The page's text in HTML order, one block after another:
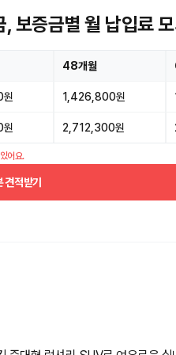
보증금별 월 납입료
48개월
1,426,800원
2,712,300원
어요.
견적받기